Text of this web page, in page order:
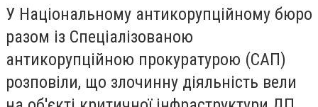
У Національному антикорупційному бюро
разом із Спеціалізованою
антикорупційною прокуратурою (САП)
розповіли, що злочинну діяльність вели